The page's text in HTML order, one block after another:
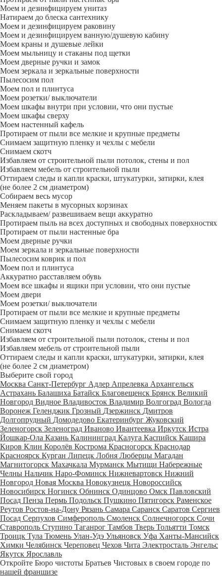
Моем и дезинфицируем унитаз
Натираем до блеска сантехнику
Моем и дезинфицируем раковину
Моем и дезинфицируем ванную/душевую кабину
Моем краны и душевые лейки
Моем мыльницу и стаканы под щетки
Моем дверные ручки и замок
Моем зеркала и зеркальные поверхности
Пылесосим пол
Моем пол и плинтуса
Моем розетки/ выключатели
Моем шкафы внутри при условии, что они пустые
Моем шкафы сверху
Моем настенный кафель
Протираем от пыли все мелкие и крупные предметы
Снимаем защитную пленку и чехлы с мебели
Снимаем скотч
Избавляем от строительной пыли потолок, стены и пол
Избавляем мебель от строительной пыли
Оттираем следы и капли краски, штукатурки, затирки, клея
(не более 2 см диаметром)
Собираем весь мусор
Меняем пакеты в мусорных корзинах
Раскладываем/ развешиваем вещи аккуратно
Протираем пыль на всех доступных и свободных поверхностях
Протираем от пыли настенные бра
Моем дверные ручки
Моем зеркала и зеркальные поверхности
Пылесосим коврик и пол
Моем пол и плинтуса
Аккуратно расставляем обувь
Моем все шкафы и ящики при условии, что они пустые
Моем двери
Моем розетки/ выключатели
Протираем от пыли все мелкие и крупные предметы
Снимаем защитную пленку и чехлы с мебели
Снимаем скотч
Избавляем от строительной пыли потолок, стены и пол
Избавляем мебель от строительной пыли
Оттираем следы и капли краски, штукатурки, затирки, клея
(не более 2 см диаметром)
Выберите свой город
Москва Санкт-Петербург Адлер Апрелевка Архангельск
Астрахань Балашиха Батайск Благовещенск Брянск Великий
Новгород Видное Владивосток Владимир Волгоград Вологда
Воронеж Геленджик Грозный Дзержинск Дмитров
Долгопрудный Домодедово Екатеринбург Жуковский
Зеленогорск Зеленоград Иваново Ивантеевка Иркутск Истра
Йошкар-Ола Казань Калининград Калуга Каспийск Кашира
Киров Клин Королёв Кострома Красногорск Краснодар
Красноярск Курган Липецк Лобня Люберцы Магадан
Магнитогорск Махачкала Мурманск Мытищи Набережные
Челны Нальчик Наро-Фоминск Нижневартовск Нижний
Новгород Новая Москва Новокузнецк Новороссийск
Новосибирск Ногинск Обнинск Одинцово Омск Павловский
Посад Пенза Пермь Подольск Пушкино Пятигорск Раменское
Реутов Ростов-на-Дону Рязань Самара Саранск Саратов Сергиев
Посад Серпухов Симферополь Смоленск Солнечногорск Сочи
Ставрополь Ступино Таганрог Тамбов Тверь Тольятти Томск
Троицк Тула Тюмень Улан-Удэ Ульяновск Уфа Ханты-Мансийск
Химки Челябинск Череповец Чехов Чита Электросталь Энгельс
Якутск Ярославль
Откройте Бюро чистоты Братьев Чистовых в своем городе по
нашей франшизе